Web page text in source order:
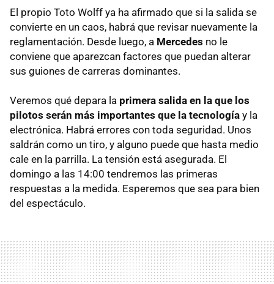
El propio Toto Wolff ya ha afirmado que si la salida se
convierte en un caos, habrá que revisar nuevamente la
reglamentación. Desde luego, a Mercedes no le
conviene que aparezcan factores que puedan alterar
sus guiones de carreras dominantes.
Veremos qué depara la primera salida en la que los
pilotos serán más importantes que la tecnología y la
electrónica. Habrá errores con toda seguridad. Unos
saldrán como un tiro, y alguno puede que hasta medio
cale en la parrilla. La tensión está asegurada. El
domingo a las 14:00 tendremos las primeras
respuestas a la medida. Esperemos que sea para bien
del espectáculo.